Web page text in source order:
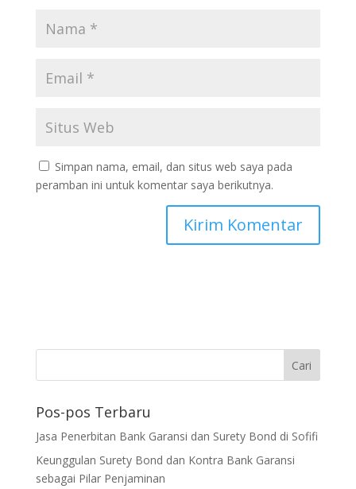
Simpan nama, email, dan situs web saya pada
peramban ini untuk komentar saya berikutnya.
Pos-pos Terbaru
Jasa Penerbitan Bank Garansi dan Surety Bond di Sofifi
Keunggulan Surety Bond dan Kontra Bank Garansi
sebagai Pilar Penjaminan